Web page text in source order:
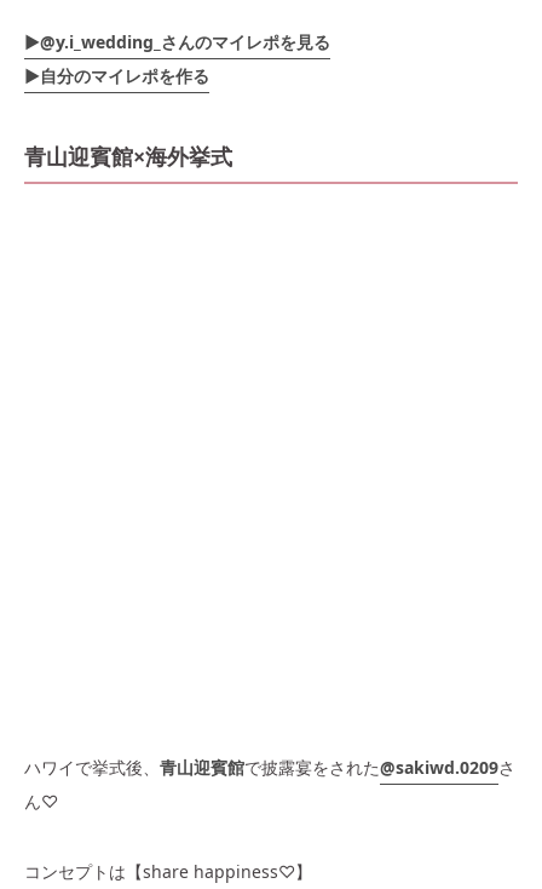
▶︎@y.i_wedding_さんのマイレポを見る
▶自分のマイレポを作る
青山迎賓館×海外挙式
ハワイで挙式後、 青山迎賓館で披露宴をされた@sakiwd.0209さ
ん♡
コンセプトは【share happiness♡】